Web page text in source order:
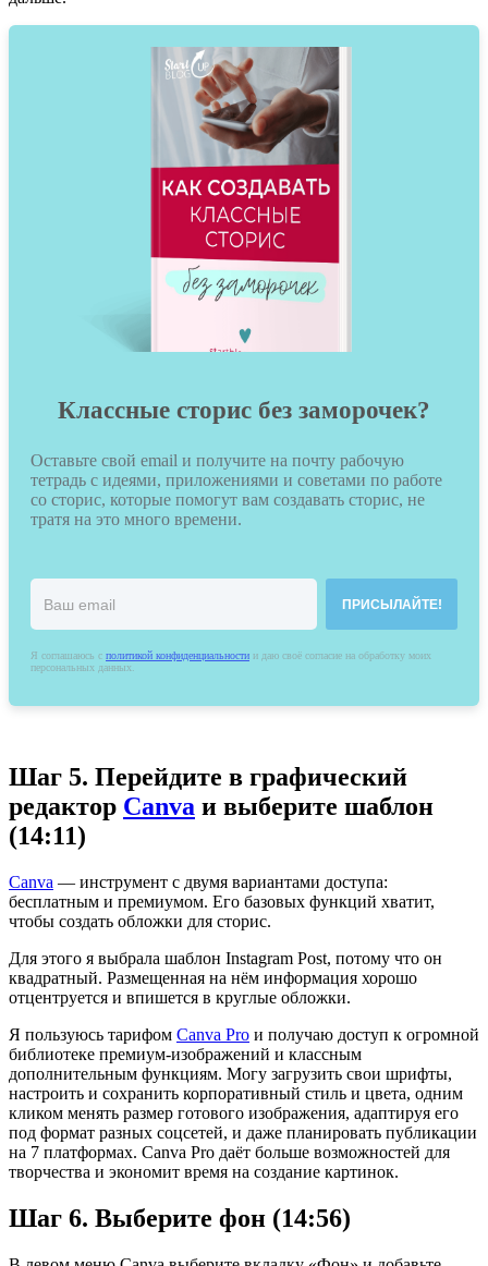
Классные сторис без заморочек?
Оставьте свой email и получите на почту рабочую
тетрадь с идеями, приложениями и советами по работе
со сторис, которые помогут вам создавать сторис, не
тратя на это много времени.
ПРИСЫЛАЙТЕ!
Я соглашаюсь c политикой конфиденциальности и даю своё согласие на обработку моих
персональных данных.
Шаг 5. Перейдите в графический
редактор Canva и выберите шаблон
(14:11)
Canva — инструмент с двумя вариантами доступа:
бесплатным и премиумом. Его базовых функций хватит,
чтобы создать обложки для сторис.
Для этого я выбрала шаблон Instagram Post, потому что он
квадратный. Размещенная на нём информация хорошо
отцентруется и впишется в круглые обложки.
Я пользуюсь тарифом Canva Pro и получаю доступ к огромной
библиотеке премиум-изображений и классным
дополнительным функциям. Могу загрузить свои шрифты,
настроить и сохранить корпоративный стиль и цвета, одним
кликом менять размер готового изображения, адаптируя его
под формат разных соцсетей, и даже планировать публикации
на 7 платформах. Canva Pro даёт больше возможностей для
творчества и экономит время на создание картинок.
Шаг 6. Выберите фон (14:56)